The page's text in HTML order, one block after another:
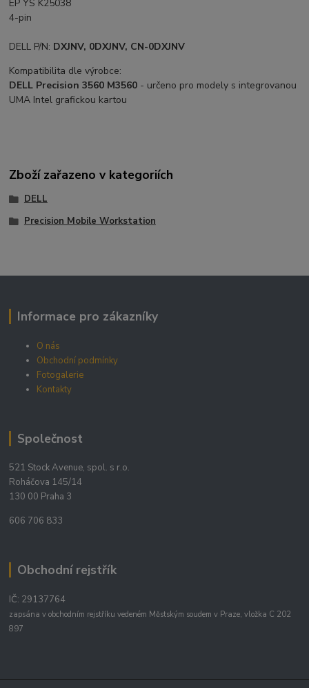
EP YS K25038
4-pin
DELL P/N: DXJNV, 0DXJNV, CN-0DXJNV
Kompatibilita dle výrobce:
DELL Precision 3560 M3560 - určeno pro modely s integrovanou
UMA Intel grafickou kartou
Zboží zařazeno v kategoriích
DELL
Precision Mobile Workstation
Informace pro zákazníky
O nás
Obchodní podmínky
Fotogalerie
Kontakty
Společnost
521 Stock Avenue, spol. s r.o.
Roháčova 145/14
130 00 Praha 3
606 706 833
Obchodní rejstřík
IČ: 29137764
zapsána v obchodním rejstříku vedeném Městským soudem v Praze, vložka C 202
897